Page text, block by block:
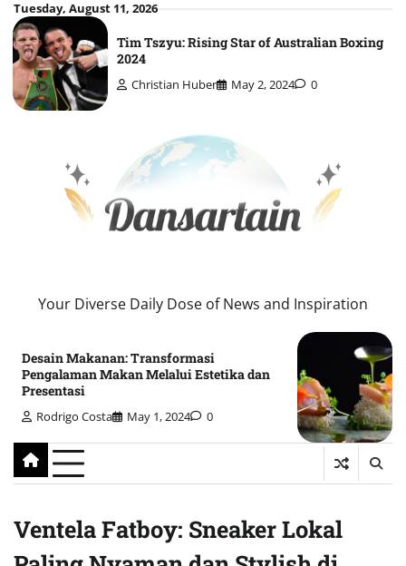
Skip
to
content
Tuesday, August 11, 2026
Tim Tszyu: Rising Star of Australian Boxing
2024
Christian Huber May 2, 2024 0
Your Diverse Daily Dose of News and Inspiration
Desain Makanan: Transformasi
Pengalaman Makan Melalui Estetika dan
Presentasi
Rodrigo Costa May 1, 2024 0
Ventela Fatboy: Sneaker Lokal